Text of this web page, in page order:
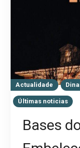
Actualidade
Últimas noticias
Bases